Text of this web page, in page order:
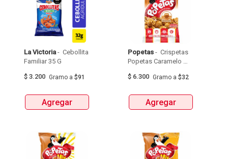
La Victoria - Cebollita
$ 3.200 Gramo a $91
Agregar
Popetas - Crispetas
Popetas Caramelo
$ 6.300 Gramo a $32
Agregar